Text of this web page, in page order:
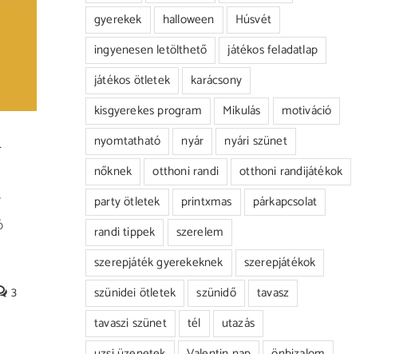
3
gyerekek
halloween
Húsvét
ingyenesen letölthető
játékos feladatlap
játékos ötletek
karácsony
kisgyerekes program
Mikulás
motiváció
nyomtatható
nyár
nyári szünet
nőknek
otthoni randi
otthoni randijátékok
party ötletek
printxmas
párkapcsolat
randi tippek
szerelem
szerepjáték gyerekeknek
szerepjátékok
szünidei ötletek
szünidő
tavasz
tavaszi szünet
tél
utazás